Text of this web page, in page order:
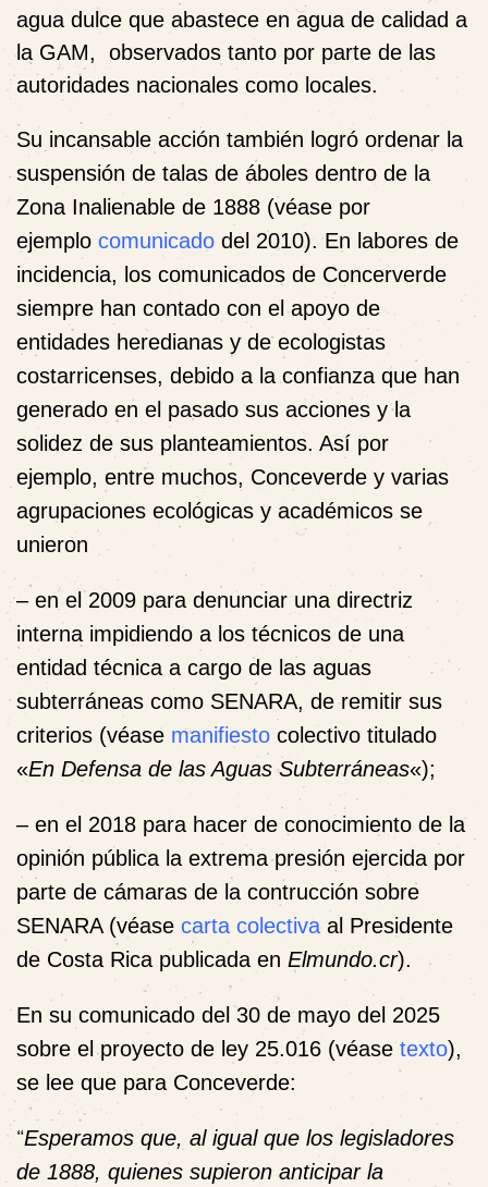
agua dulce que abastece en agua de calidad a
la GAM, observados tanto por parte de las
autoridades nacionales como locales.
Su incansable acción también logró ordenar la
suspensión de talas de áboles dentro de la
Zona Inalienable de 1888 (véase por
ejemplo comunicado del 2010). En labores de
incidencia, los comunicados de Concerverde
siempre han contado con el apoyo de
entidades heredianas y de ecologistas
costarricenses, debido a la confianza que han
generado en el pasado sus acciones y la
solidez de sus planteamientos. Así por
ejemplo, entre muchos, Conceverde y varias
agrupaciones ecológicas y académicos se
unieron
– en el 2009 para denunciar una directriz
interna impidiendo a los técnicos de una
entidad técnica a cargo de las aguas
subterráneas como SENARA, de remitir sus
criterios (véase manifiesto colectivo titulado
«En Defensa de las Aguas Subterráneas«);
– en el 2018 para hacer de conocimiento de la
opinión pública la extrema presión ejercida por
parte de cámaras de la contrucción sobre
SENARA (véase carta colectiva al Presidente
de Costa Rica publicada en Elmundo.cr).
En su comunicado del 30 de mayo del 2025
sobre el proyecto de ley 25.016 (véasetexto),
se lee que para Conceverde:
“Esperamos que, al igual que los legisladores
de 1888, quienes supieron anticipar la